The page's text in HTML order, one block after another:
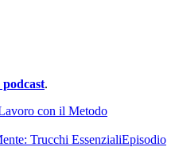
.
con il Metodo
Trucchi EssenzialiEpisodio